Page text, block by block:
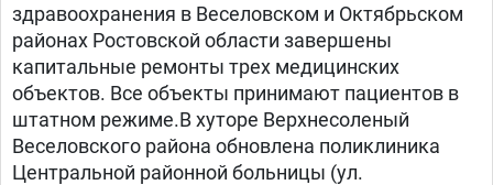
здравоохранения в Веселовском и Октябрьском
районах Ростовской области завершены
капитальные ремонты трех медицинских
объектов. Все объекты принимают пациентов в
штатном режиме.В хуторе Верхнесоленый
Веселовского района обновлена поликлиника
Центральной районной больницы (ул.